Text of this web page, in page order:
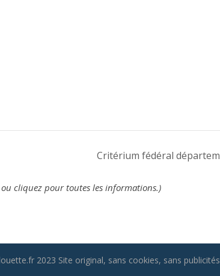
Critérium fédéral
cliquez pour toutes les informations.)
2023 Site original, sans cookies, sans